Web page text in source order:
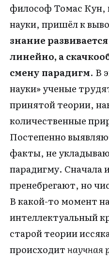
философ Томас Кун,
науки, пришёл к
знание
линейно, а
смену парадигм. В
науки» ученые
принятой теории,
количественные
Постепенно
факты, не
парадигму. Сначала
пренебрегают, но
В какой-то момент
интеллектуальный
старой теории
происходитнаучная